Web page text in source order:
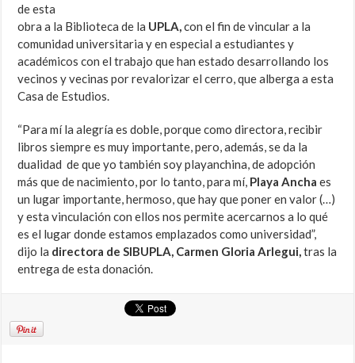
de esta
obra a la Biblioteca de la UPLA,con el fin de vincular a la
comunidad universitaria y en especial a estudiantes y
académicos con el trabajo que han estado desarrollando los
vecinos y vecinas por revalorizar el cerro, que alberga a esta
Casa de Estudios.
“Para mí la alegría es doble, porque como directora, recibir
libros siempre es muy importante, pero, además, se da la
dualidad de que yo también soy playanchina, de adopción
más que de nacimiento, por lo tanto, para mí, Playa Ancha es
un lugar importante, hermoso, que hay que poner en valor (…)
y esta vinculación con ellos nos permite acercarnos a lo qué
es el lugar donde estamos emplazados como universidad”,
dijo la directora de SIBUPLA, Carmen Gloria Arlegui,tras la
entrega de esta donación.